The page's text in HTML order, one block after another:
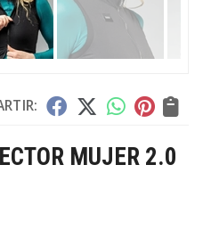
MUJER 2.0